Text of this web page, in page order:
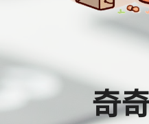
奇